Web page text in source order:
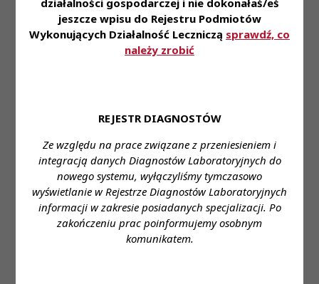
jeszcze wpisu do Rejestru Podmiotów
Wykonujących Działalność Leczniczą sprawdź, co
należy zrobić
REJESTR DIAGNOSTÓW
Ze względu na prace związane z przeniesieniem i
integracją danych Diagnostów Laboratoryjnych do
nowego systemu, wyłączyliśmy tymczasowo
wyświetlanie w Rejestrze Diagnostów Laboratoryjnych
informacji w zakresie posiadanych specjalizacji. Po
zakończeniu prac poinformujemy osobnym
komunikatem.
Partner Merytoryczny Szkolenia: Kancelaria DZP.
Partnerzy Wspierający: Polska Federacja Szpitali,